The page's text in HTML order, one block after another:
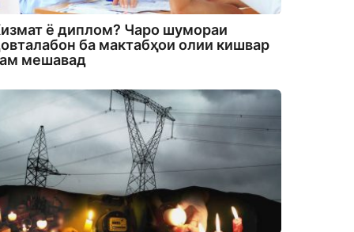
ё диплом? Чаро шумораи
ба мактабҳои олии кишвар
мешавад